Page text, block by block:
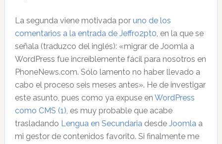
La segunda viene motivada por uno de los
comentarios a la entrada de Jeffro2pt0, en la que se
señala (traduzco del inglés): «migrar de Joomla a
WordPress fue increíblemente fácil para nosotros en
PhoneNews.com. Sólo lamento no haber llevado a
cabo el proceso seis meses antes». He de investigar
este asunto, pues como ya expuse en WordPress
como CMS (1), es muy probable que acabe
trasladando Lengua en Secundariadesde Joomlaa
mi gestor de contenidos favorito. Si finalmente me